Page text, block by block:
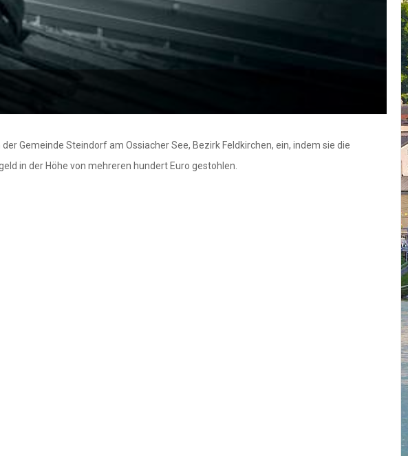
Gemeinde Steindorf am Ossiacher See, Bezirk Feldkirchen, ein, indem sie die
in der Höhe von mehreren hundert Euro gestohlen.